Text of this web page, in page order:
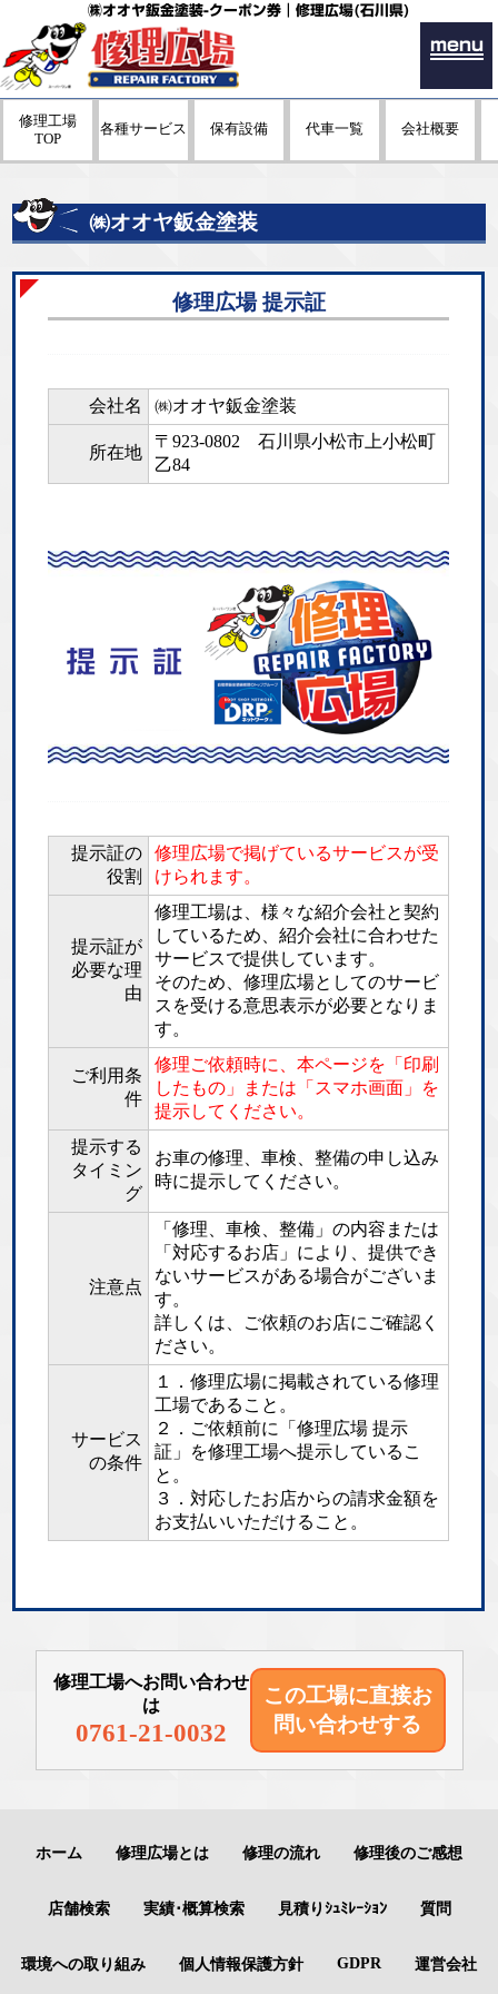
㈱オオヤ鈑金塗装-クーポン券｜修理広場(石川県)
menu
修理工場
TOP
各種サービス 保有設備 代車一覧 会社概要
㈱オオヤ鈑金塗装
修理広場 提示証
会社名 ㈱オオヤ鈑金塗装
所在地
〒923-0802石川県小松市上小松町
乙84
提示証の
役割
修理広場で掲げているサービスが受
けられます。
提示証が
必要な理
由
修理工場は、様々な紹介会社と契約
しているため、紹介会社に合わせた
サービスで提供しています。
そのため、修理広場としてのサービ
スを受ける意思表示が必要となりま
す。
ご利用条
件
修理ご依頼時に、本ページを「印刷
したもの」または「スマホ画面」を
提示してください。
提示する
タイミン
グ
お車の修理、車検、整備の申し込み
時に提示してください。
注意点
「修理、車検、整備」の内容または
「対応するお店」により、提供でき
ないサービスがある場合がございま
す。
詳しくは、ご依頼のお店にご確認く
ださい。
サービス
の条件
１．修理広場に掲載されている修理
工場であること。
２．ご依頼前に「修理広場 提示
証」を修理工場へ提示しているこ
と。
３．対応したお店からの請求金額を
お支払いいただけること。
修理工場へお問い合わせ
は
0761-21-0032
この工場に直接お
問い合わせする
ホーム 修理広場とは 修理の流れ 修理後のご感想
店舗検索 実績･概算検索 見積りｼｭﾐﾚｰｼｮﾝ 質問
環境への取り組み 個人情報保護方針 GDPR 運営会社